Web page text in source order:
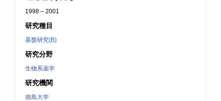
1998 – 2001
研究種目
基盤研究(B)
研究分野
生物系薬学
研究機関
徳島大学